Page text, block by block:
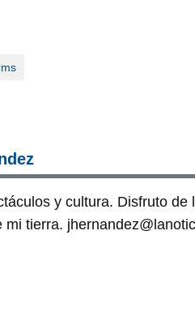
y cultura. Disfruto de
mi tierra.